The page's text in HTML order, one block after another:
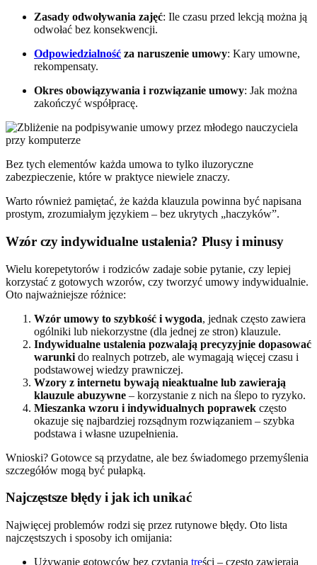
Zasady odwoływania zajęć: Ile czasu przed lekcją można ją
odwołać bez konsekwencji.
Odpowiedzialność za naruszenie umowy: Kary umowne,
rekompensaty.
Okres obowiązywania i rozwiązanie umowy: Jak można
zakończyć współpracę.
Bez tych elementów każda umowa to tylko iluzoryczne
zabezpieczenie, które w praktyce niewiele znaczy.
Warto również pamiętać, że każda klauzula powinna być napisana
prostym, zrozumiałym językiem – bez ukrytych „haczyków”.
Wzór czy indywidualne ustalenia? Plusy i minusy
Wielu korepetytorów i rodziców zadaje sobie pytanie, czy lepiej
korzystać z gotowych wzorów, czy tworzyć umowy indywidualnie.
Oto najważniejsze różnice:
Wzór umowy to szybkość i wygoda, jednak często zawiera
ogólniki lub niekorzystne (dla jednej ze stron) klauzule.
Indywidualne ustalenia pozwalają precyzyjnie dopasować
warunki do realnych potrzeb, ale wymagają więcej czasu i
podstawowej wiedzy prawniczej.
Wzory z internetu bywają nieaktualne lub zawierają
klauzule abuzywne – korzystanie z nich na ślepo to ryzyko.
Mieszanka wzoru i indywidualnych poprawek często
okazuje się najbardziej rozsądnym rozwiązaniem – szybka
podstawa i własne uzupełnienia.
Wnioski? Gotowce są przydatne, ale bez świadomego przemyślenia
szczegółów mogą być pułapką.
Najczęstsze błędy i jak ich unikać
Najwięcej problemów rodzi się przez rutynowe błędy. Oto lista
najczęstszych i sposoby ich omijania:
Używanie gotowców bez czytania treści – często zawierają